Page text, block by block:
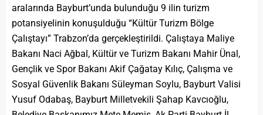
aralarında Bayburt’unda bulunduğu 9 ilin turizm
potansiyelinin konuşulduğu “Kültür Turizm Bölge
Çalıştayı” Trabzon’da gerçekleştirildi. Çalıştaya Maliye
Bakanı Naci Ağbal, Kültür ve Turizm Bakanı Mahir Ünal,
Gençlik ve Spor Bakanı Akif Çağatay Kılıç, Çalışma ve
Sosyal Güvenlik Bakanı Süleyman Soylu, Bayburt Valisi
Yusuf Odabaş, Bayburt Milletvekili Şahap Kavcıoğlu,